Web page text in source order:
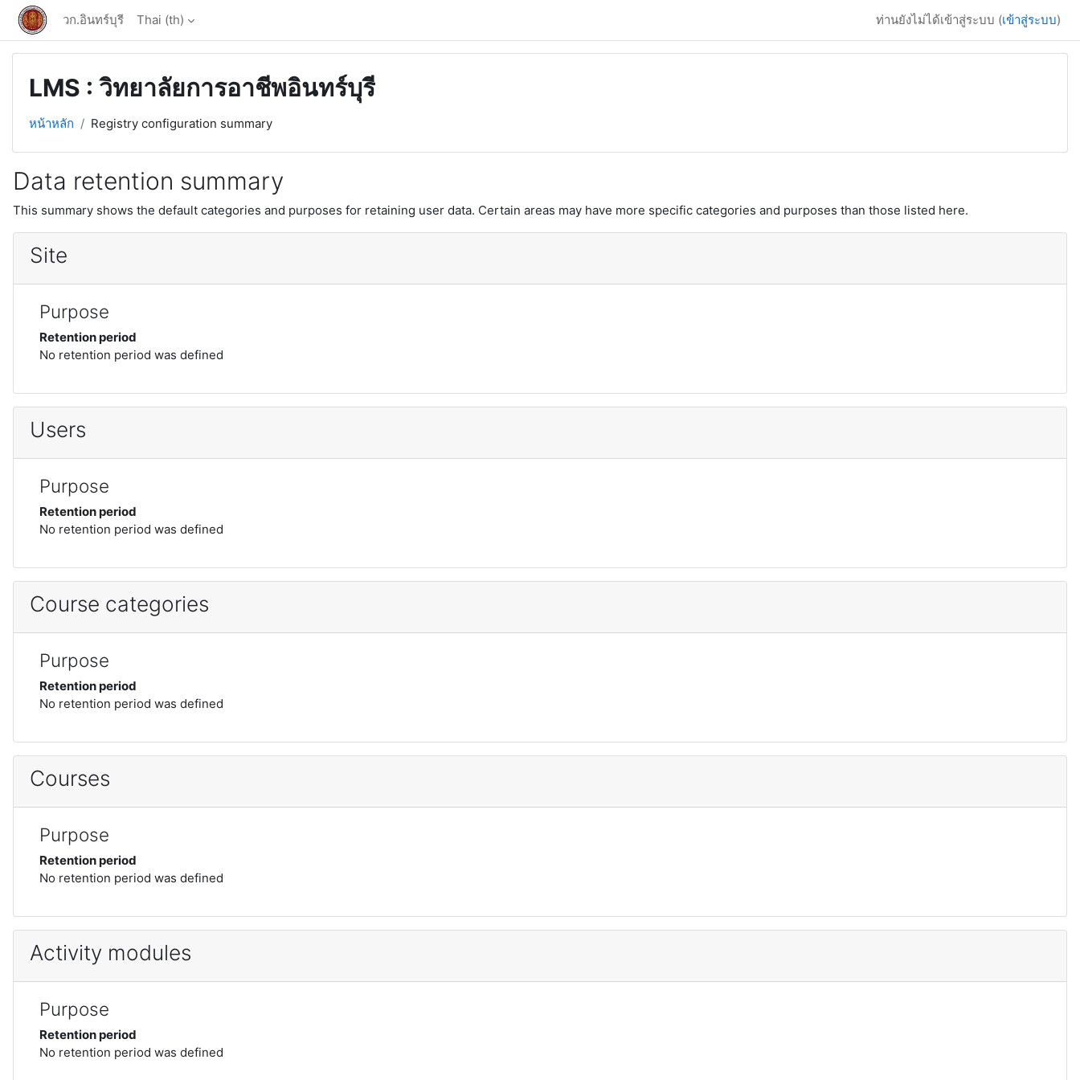
ข้ามไปที่เนื้อหาหลัก
วก.อินทร์บุรี Thai ‎(th)‎ ท่านยังไม่ได้เข้าสู่ระบบ (เข้าสู่ระบบ)
LMS : วิทยาลัยการอาชีพอินทร์บุรี
หน้าหลัก Registry configuration summary
Data retention summary
This summary shows the default categories and purposes for retaining user data. Certain areas may have more specific categories and purposes than those listed here.
Site
Purpose
Retention period
No retention period was defined
Users
Purpose
Retention period
No retention period was defined
Course categories
Purpose
Retention period
No retention period was defined
Courses
Purpose
Retention period
No retention period was defined
Activity modules
Purpose
Retention period
No retention period was defined